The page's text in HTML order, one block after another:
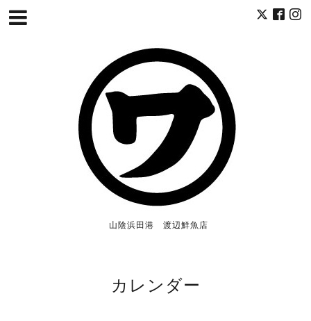
山陰浜田港 渡辺鮮魚店
カレンダー